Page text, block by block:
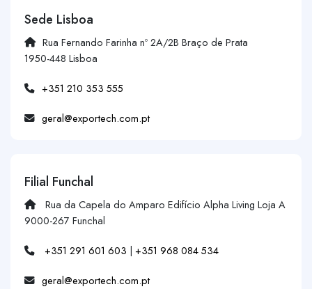
Sede Lisboa
Rua Fernando Farinha nº 2A/2B Braço de Prata
1950-448 Lisboa
+351 210 353 555
geral@exportech.com.pt
Filial Funchal
Rua da Capela do Amparo Edifício Alpha Living Loja A
9000-267 Funchal
+351 291 601 603 | +351 968 084 534
geral@exportech.com.pt